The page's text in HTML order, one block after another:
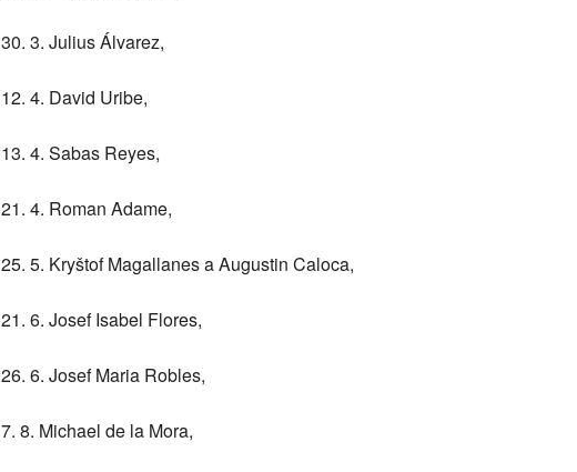
30. 3. Julius Álvarez,
12. 4. David Uribe,
13. 4. Sabas Reyes,
21. 4. Roman Adame,
25. 5. Kryštof Magallanes a Augustin Caloca,
21. 6. Josef Isabel Flores,
26. 6. Josef Maria Robles,
7. 8. Michael de la Mora,